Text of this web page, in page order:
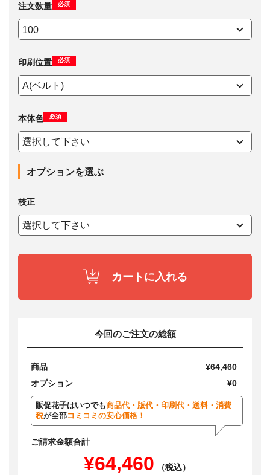
注文数量 必須
印刷位置 必須
本体色 必須
オプションを選ぶ
校正
カートに入れる
今回のご注文の総額
商品
¥64,460
オプション
¥0
販促花子はいつでも商品代・版代・印刷代・送料・消費
税が全部コミコミの安心価格！
ご請求金額合計
¥64,460
（税込）